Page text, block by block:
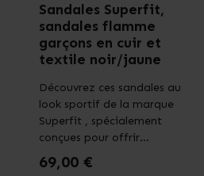
Sandales Superfit,
sandales flamme
garçons en cuir et
textile noir/jaune
Découvrez ces sandales au
look sportif de la marque
Superfit , spécialement
conçues pour offrir...
Prix
69,00 €